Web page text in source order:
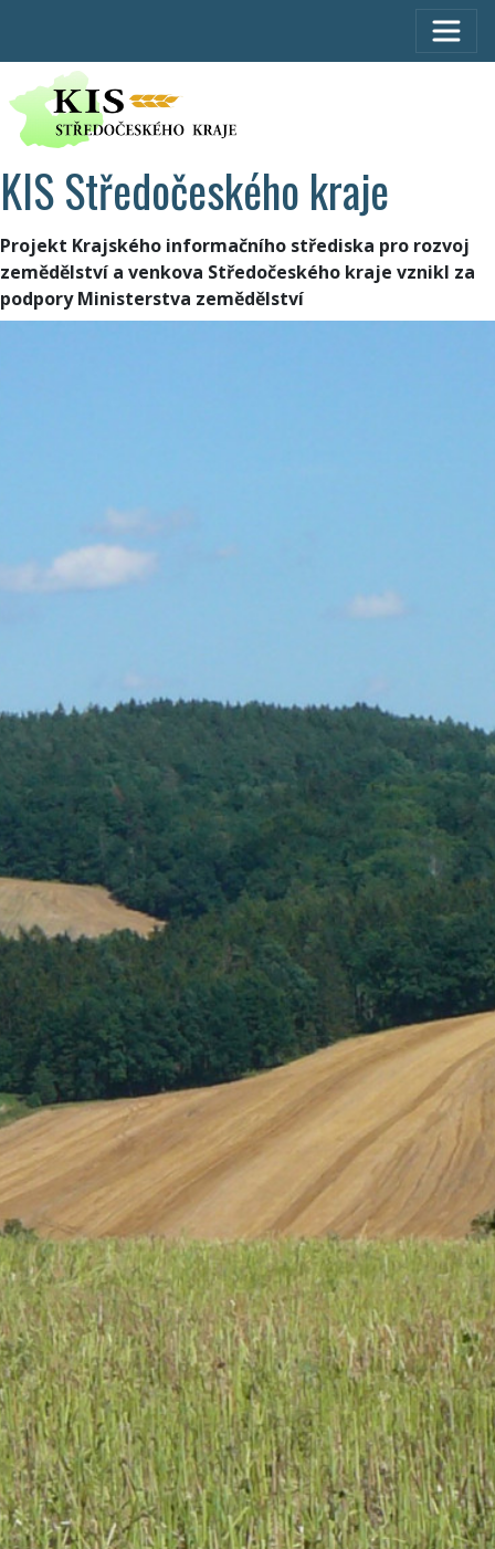
KIS Středočeského kraje
Projekt Krajského informačního střediska pro rozvoj
zemědělství a venkova Středočeského kraje vznikl za
podpory Ministerstva zemědělství